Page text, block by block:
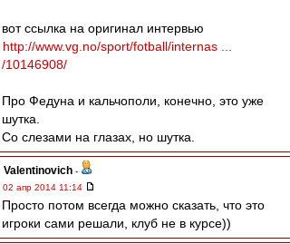
вот ссылка на оригинал интервью
http://www.vg.no/sport/fotball/internas ...
/10146908/
Про Федуна и кальчополи, конечно, это уже
шутка.
Со слезами на глазах, но шутка.
Valentinovich -
02 апр 2014 11:14
Просто потом всегда можно сказать, что это
игроки сами решали, клуб не в курсе))